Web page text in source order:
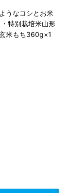
うなコシとお米
特別栽培米山形
米もち360g×1